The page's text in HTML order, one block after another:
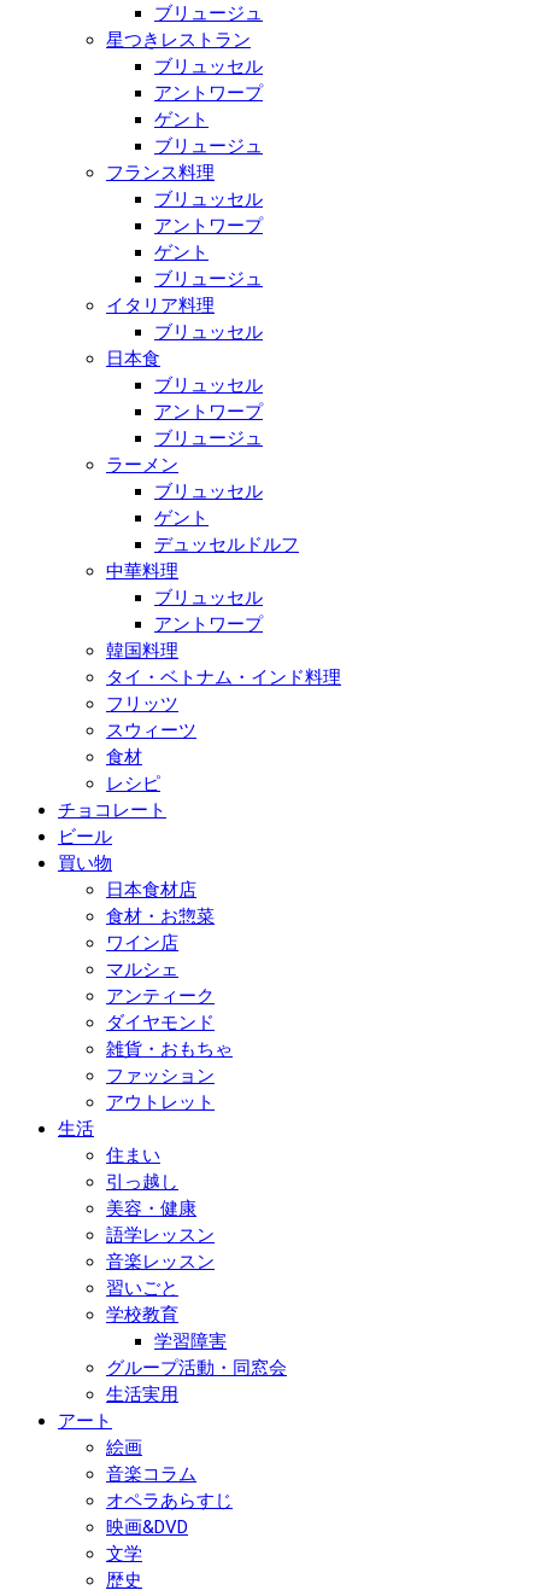
ブリュージュ
星つきレストラン
ブリュッセル
アントワープ
ゲント
ブリュージュ
フランス料理
ブリュッセル
アントワープ
ゲント
ブリュージュ
イタリア料理
ブリュッセル
日本食
ブリュッセル
アントワープ
ブリュージュ
ラーメン
ブリュッセル
ゲント
デュッセルドルフ
中華料理
ブリュッセル
アントワープ
韓国料理
タイ・ベトナム・インド料理
フリッツ
スウィーツ
食材
レシピ
チョコレート
ビール
買い物
日本食材店
食材・お惣菜
ワイン店
マルシェ
アンティーク
ダイヤモンド
雑貨・おもちゃ
ファッション
アウトレット
生活
住まい
引っ越し
美容・健康
語学レッスン
音楽レッスン
習いごと
学校教育
学習障害
グループ活動・同窓会
生活実用
アート
絵画
音楽コラム
オペラあらすじ
映画&DVD
文学
歴史